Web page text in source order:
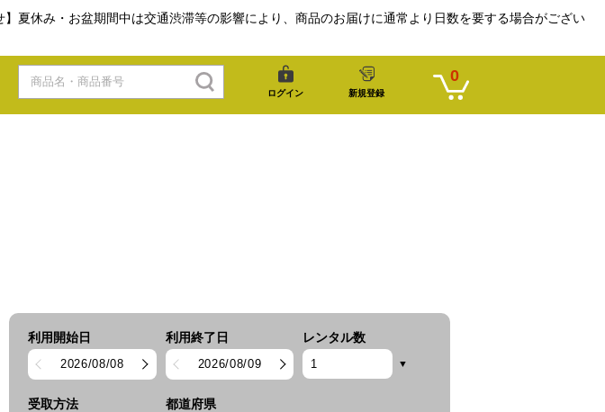
夏休み・お盆期間中は交通渋滞等の影響により、商品のお届けに通常より日数を要する場合がござい
ログイン 新規登録
0
利用開始日
2026/08/08
利用終了日
2026/08/09
レンタル数
受取方法 都道府県